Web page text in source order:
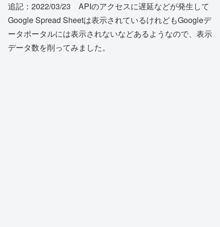
追記：2022/03/23 APIのアクセスに遅延などが発生して
Google Spread Sheetは表示されているけれどもGoogleデ
ータポータルには表示されないなどあるようなので、表示
データ数を削ってみました。